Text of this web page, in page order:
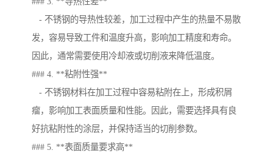
- 不锈钢的导热性较差，加工过程中产生的热量不易散
发，容易导致工件和温度升高，影响加工精度和寿命。
因此，通常需要使用冷却液或切削液来降低温度。
### 4. **粘附性强**
- 不锈钢材料在加工过程中容易粘附在上，形成积屑
瘤，影响加工表面质量和性能。因此，需要选择具有良
好抗粘附性的涂层，并保持适当的切削参数。
### 5. **表面质量要求高**